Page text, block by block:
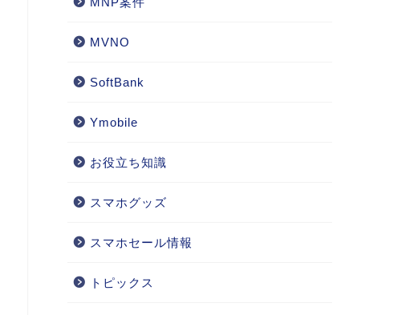
MVNO
SoftBank
Ymobile
お役立ち知識
スマホグッズ
スマホセール情報
トピックス